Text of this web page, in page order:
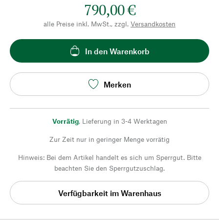
790,00 €
alle Preise inkl. MwSt., zzgl. Versandkosten
In den Warenkorb
Merken
Vorrätig, Lieferung in 3-4 Werktagen
Zur Zeit nur in geringer Menge vorrätig
Hinweis: Bei dem Artikel handelt es sich um Sperrgut. Bitte
beachten Sie den Sperrgutzuschlag.
Verfügbarkeit im Warenhaus